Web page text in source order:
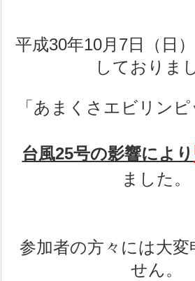
平成30年10月7日（日
しておりま
「あまくさエビリン
台風25号の影響により
ました。
参加者の方々には大変
せん。